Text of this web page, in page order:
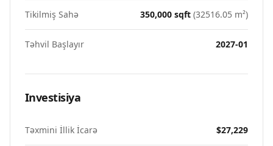
Tikilmiş Sahə 350,000 sqft (32516.05 m²)
Təhvil Başlayır 2027-01
Investisiya
Təxmini İllik İcarə $27,229